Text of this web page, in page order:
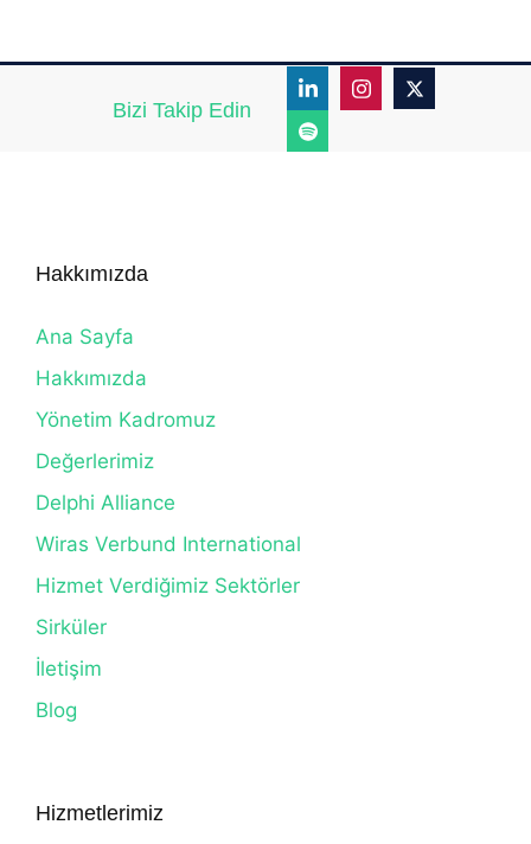
Bizi Takip Edin
Hakkımızda
Ana Sayfa
Hakkımızda
Yönetim Kadromuz
Değerlerimiz
Delphi Alliance
Wiras Verbund International
Hizmet Verdiğimiz Sektörler
Sirküler
İletişim
Blog
Hizmetlerimiz